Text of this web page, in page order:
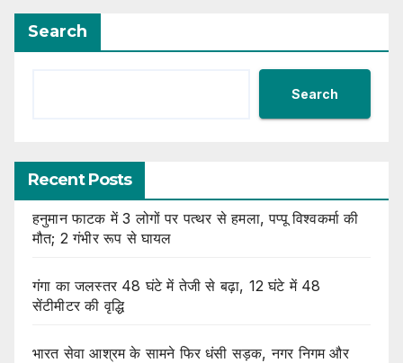
Search
Search
Recent Posts
हनुमान फाटक में 3 लोगों पर पत्थर से हमला, पप्पू विश्वकर्मा की
मौत; 2 गंभीर रूप से घायल
गंगा का जलस्तर 48 घंटे में तेजी से बढ़ा, 12 घंटे में 48
सेंटीमीटर की वृद्धि
भारत सेवा आश्रम के सामने फिर धंसी सड़क, नगर निगम और